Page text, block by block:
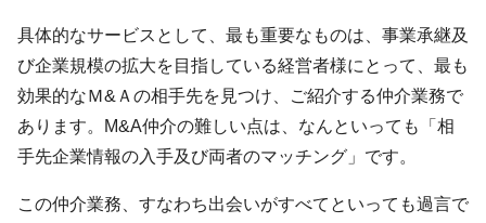
具体的なサービスとして、最も重要なものは、事業承継及
び企業規模の拡大を目指している経営者様にとって、最も
効果的なＭ&Ａの相手先を見つけ、ご紹介する仲介業務で
あります。M&A仲介の難しい点は、なんといっても「相
手先企業情報の入手及び両者のマッチング」です。
この仲介業務、すなわち出会いがすべてといっても過言で